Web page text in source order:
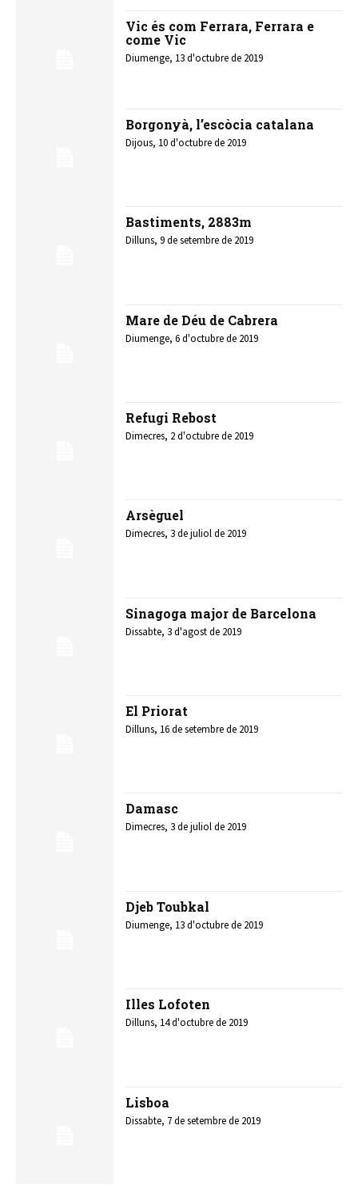
Vic és com Ferrara, Ferrara e
come Vic
Diumenge, 13 d'octubre de 2019
Borgonyà, l’escòcia catalana
Dijous, 10 d'octubre de 2019
Bastiments, 2883m
Dilluns, 9 de setembre de 2019
Mare de Déu de Cabrera
Diumenge, 6 d'octubre de 2019
Refugi Rebost
Dimecres, 2 d'octubre de 2019
Arsèguel
Dimecres, 3 de juliol de 2019
Sinagoga major de Barcelona
Dissabte, 3 d'agost de 2019
El Priorat
Dilluns, 16 de setembre de 2019
Damasc
Dimecres, 3 de juliol de 2019
Djeb Toubkal
Diumenge, 13 d'octubre de 2019
Illes Lofoten
Dilluns, 14 d'octubre de 2019
Lisboa
Dissabte, 7 de setembre de 2019